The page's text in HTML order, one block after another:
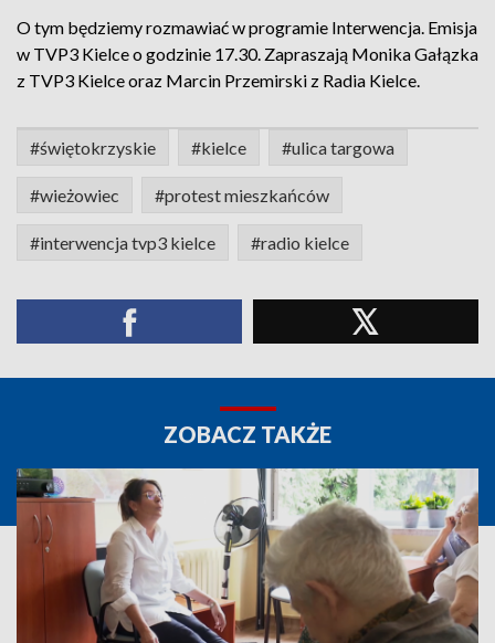
O tym będziemy rozmawiać w programie Interwencja. Emisja
w TVP3 Kielce o godzinie 17.30. Zapraszają Monika Gałązka
z TVP3 Kielce oraz Marcin Przemirski z Radia Kielce.
#świętokrzyskie #kielce #ulica targowa
#wieżowiec #protest mieszkańców
#interwencja tvp3 kielce #radio kielce
ZOBACZ TAKŻE